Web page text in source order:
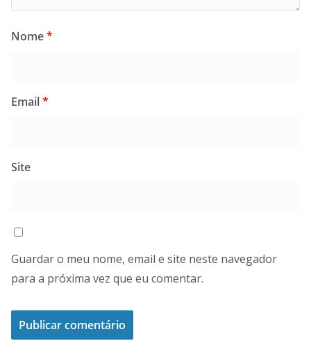
Nome*
Email*
Site
Guardar o meu nome, email e site neste navegador
para a próxima vez que eu comentar.